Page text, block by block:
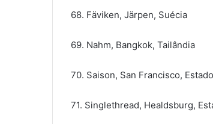
68. Fäviken, Järpen, Suécia
69. Nahm, Bangkok, Tailândia
70. Saison, San Francisco,
71. Singlethread, Healdsburg,